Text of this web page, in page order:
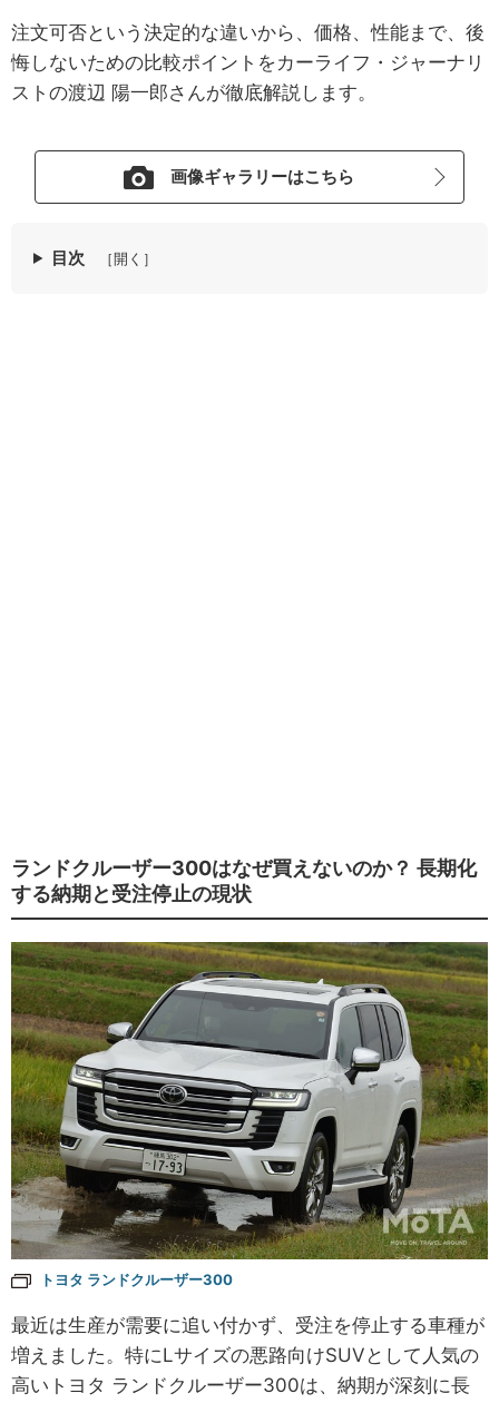
注文可否という決定的な違いから、価格、性能まで、後
悔しないための比較ポイントをカーライフ・ジャーナリ
ストの渡辺 陽一郎さんが徹底解説します。
画像ギャラリーはこちら
目次 ［開く］
ランドクルーザー300はなぜ買えないのか？ 長期化
する納期と受注停止の現状
トヨタ ランドクルーザー300
最近は生産が需要に追い付かず、受注を停止する車種が
増えました。特にLサイズの悪路向けSUVとして人気の
高いトヨタ ランドクルーザー300は、納期が深刻に長